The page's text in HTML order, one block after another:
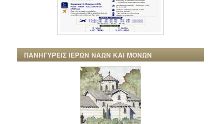
ΠΑΝΗΓΥΡΕΙΣ ΙΕΡΩΝ ΝΑΩΝ ΚΑΙ ΜΟΝΩΝ